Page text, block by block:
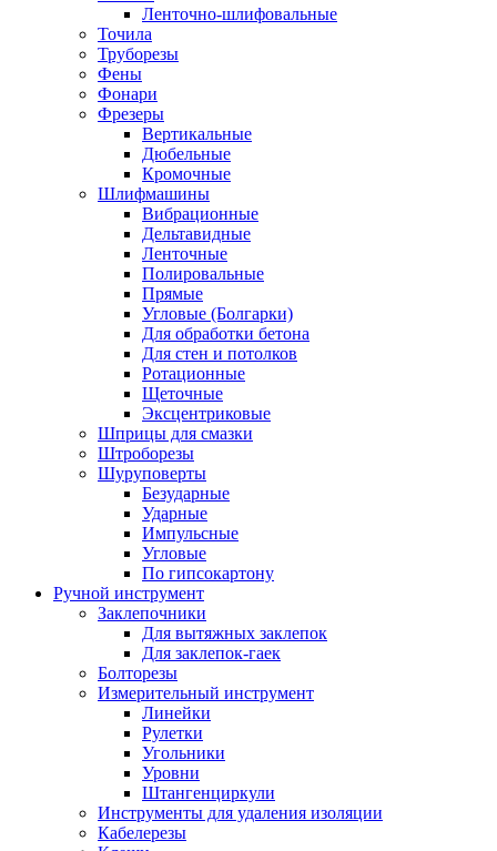
Ленточно-шлифовальные
Точила
Труборезы
Фены
Фонари
Фрезеры
Вертикальные
Дюбельные
Кромочные
Шлифмашины
Вибрационные
Дельтавидные
Ленточные
Полировальные
Прямые
Угловые (Болгарки)
Для обработки бетона
Для стен и потолков
Ротационные
Щеточные
Эксцентриковые
Шприцы для смазки
Штроборезы
Шуруповерты
Безударные
Ударные
Импульсные
Угловые
По гипсокартону
Ручной инструмент
Заклепочники
Для вытяжных заклепок
Для заклепок-гаек
Болторезы
Измерительный инструмент
Линейки
Рулетки
Угольники
Уровни
Штангенциркули
Инструменты для удаления изоляции
Кабелерезы